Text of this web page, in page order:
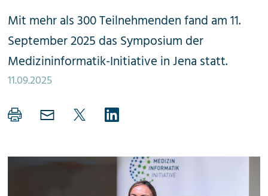
Mit mehr als 300 Teilnehmenden fand am 11.
September 2025 das Symposium der
Medizininformatik-Initiative in Jena statt.
11.09.2025